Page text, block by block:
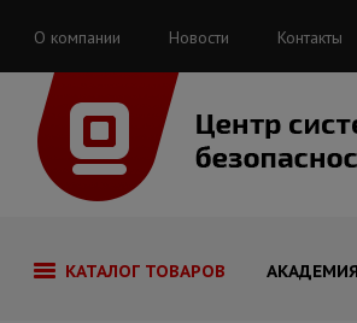
О компании Новости Контакты
КАТАЛОГ ТОВАРОВ